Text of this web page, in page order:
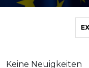
Keine Neuigkeiten